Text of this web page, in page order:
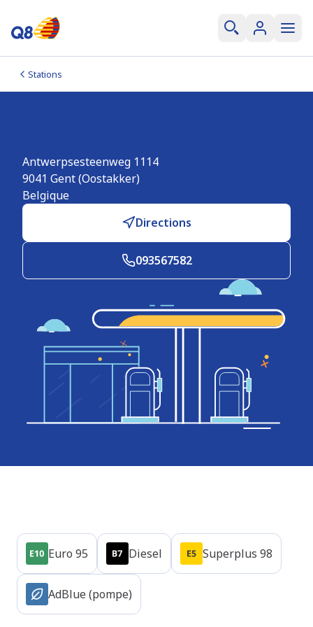
Stations
Antwerpsesteenweg 1114
9041 Gent (Oostakker)
Belgique
Directions
093567582
Euro 95 Diesel Superplus 98
AdBlue (pompe)